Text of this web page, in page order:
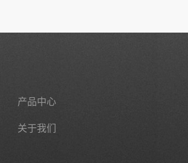
产品中心
关于我们